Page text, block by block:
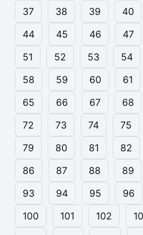
37
38 39 40
44
45 46 47
51
52 53 54
58
59 60 61
65
66 67 68
72
73 74 75
79
80 81 82
86
87 88 89
93
94 95 96
100
101 102